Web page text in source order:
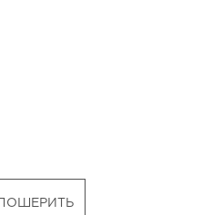
ПОШЕРИТЬ